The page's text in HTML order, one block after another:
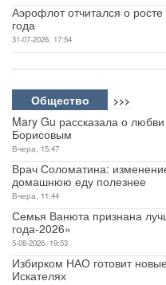
Аэрофлот отчитался о
года
31-07-2026, 17:54
Общество >>>
Mary Gu рассказала о
Борисовым
Вчера, 15:47
Врач Соломатина:
домашнюю еду полезнее
Вчера, 11:44
Семья Ванюта признана
года-2026»
5-08-2026, 19:53
Избирком НАО готовит
Искателях